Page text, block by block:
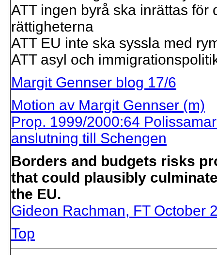
ATT ingen byrå ska inrättas
rättigheterna
ATT EU inte ska syssla med
ATT asyl och
Margit Gennser blog 17/6
Motion av Margit Gennser (m)
Prop. 1999/2000:64
anslutning till Schengen
Borders and budgets risks
that could plausibly
the EU.
Gideon Rachman, FT October
Top